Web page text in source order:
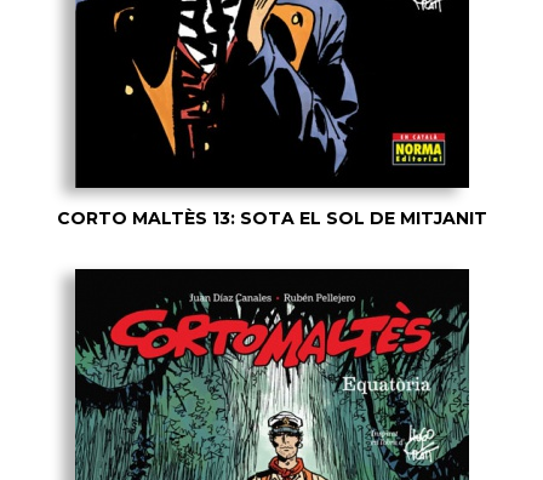
CORTO MALTÈS 13: SOTA EL SOL DE MITJANIT